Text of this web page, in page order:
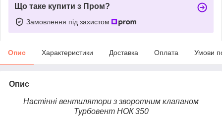
Що таке купити з Пром?
Замовлення під захистом
Опис Характеристики Доставка Оплата Умови
Опис
Настінні вентилятори з зворотним клапаном
Турбовент НОК 350